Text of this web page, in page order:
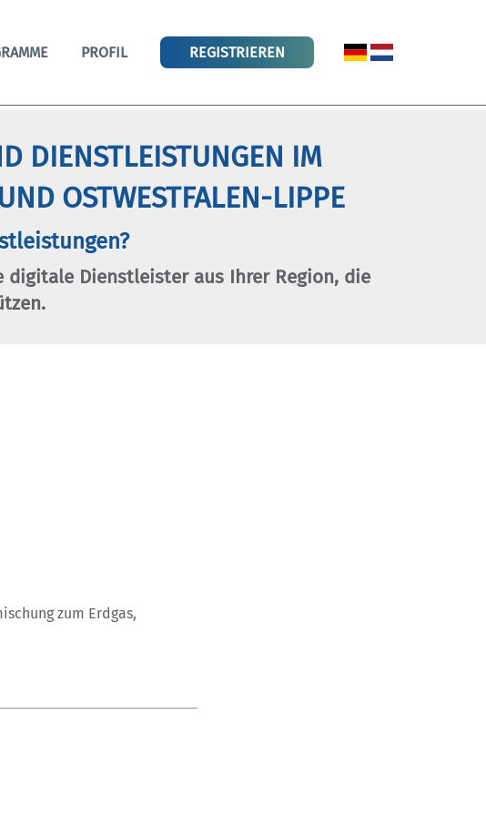
PROFIL REGISTRIEREN
DIENSTLEISTUNGEN IM
OSTWESTFALEN-LIPPE
Dienstleister aus Ihrer Region, die
zum Erdgas,